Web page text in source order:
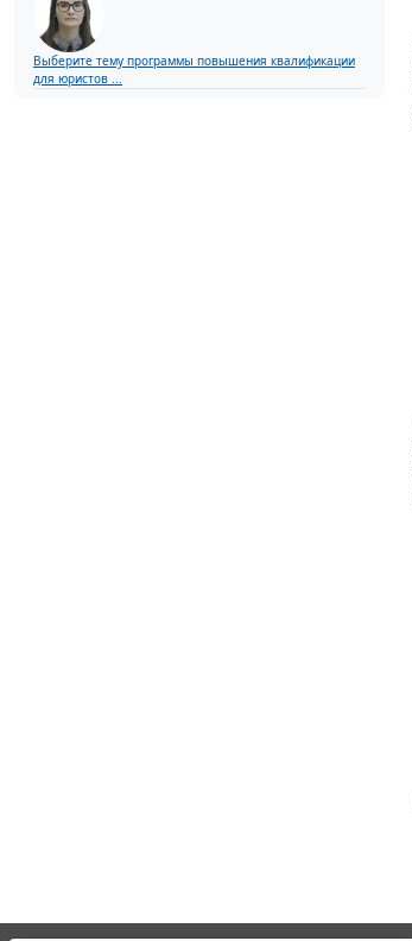
Выберите тему программы повышения квалификации
для юристов ...